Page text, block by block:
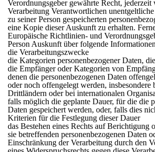
Verordnungsgeber gewährte Recht,
Verarbeitung Verantwortlichen
zu seiner Person gespeicherten
eine Kopie dieser Auskunft zu erhalten.
Europäische Richtlinien- und
Person Auskunft über folgende
die Verarbeitungszwecke
die Kategorien personenbezogener Daten,
die Empfänger oder Kategorien von
denen die personenbezogenen Daten
oder noch offengelegt werden, insbesondere
Drittländern oder bei internationalen
falls möglich die geplante Dauer, für die die
Daten gespeichert werden, oder, falls dies
Kriterien für die Festlegung dieser Dauer
das Bestehen eines Rechts auf Berichtigung
sie betreffenden personenbezogenen Daten
Einschränkung der Verarbeitung durch den